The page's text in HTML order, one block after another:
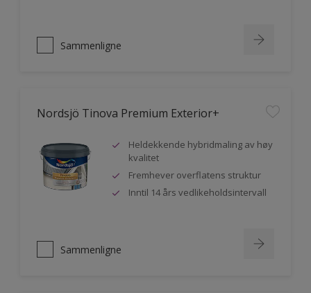
Sammenligne
Nordsjö Tinova Premium Exterior+
Heldekkende hybridmaling av høy
kvalitet
Fremhever overflatens struktur
Inntil 14 års vedlikeholdsintervall
Sammenligne